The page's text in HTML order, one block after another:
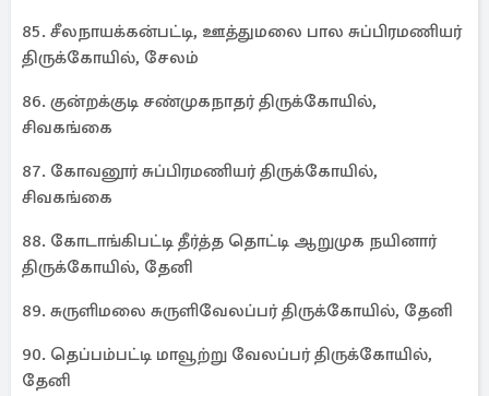
85. சீலநாயக்கன்பட்டி, ஊத்துமலை பால சுப்பிரமணியர்
திருக்கோயில், சேலம்
86. குன்றக்குடி சண்முகநாதர் திருக்கோயில்,
சிவகங்கை
87. கோவனூர் சுப்பிரமணியர் திருக்கோயில்,
சிவகங்கை
88. கோடாங்கிபட்டி தீர்த்த தொட்டி ஆறுமுக நயினார்
திருக்கோயில், தேனி
89. சுருளிமலை சுருளிவேலப்பர் திருக்கோயில், தேனி
90. தெப்பம்பட்டி மாவூற்று வேலப்பர் திருக்கோயில்,
தேனி